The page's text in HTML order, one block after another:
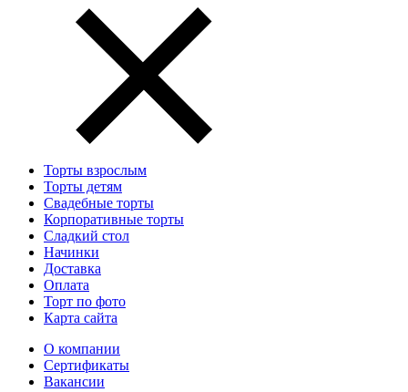
Торты взрослым
Торты детям
Свадебные торты
Корпоративные торты
Сладкий стол
Начинки
Доставка
Оплата
Торт по фото
Карта сайта
О компании
Сертификаты
Вакансии